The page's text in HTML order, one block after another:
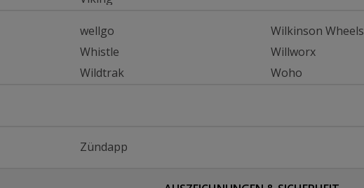
wellgo
Whistle
Wildtrak
Wilkinson Wheels
Willworx
Woho
Zündapp